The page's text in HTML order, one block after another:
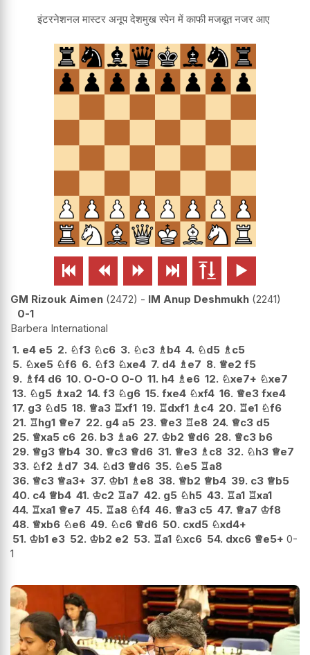
इंटरनेशनल मास्टर अनूप देशमुख स्पेन में काफी मजबूत नजर आए
     
GM Rizouk Aimen 2472 - IM Anup Deshmukh 2241
0-1
Barbera International
1. e4 e5 2. ♘f3 ♘c6 3. ♘c3 ♗b4 4. ♘d5 ♗c5
5. ♘xe5 ♘f6 6. ♘f3 ♘xe4 7. d4 ♗e7 8. ♕e2 f5
9. ♗f4 d6 10. O-O-O O-O 11. h4 ♗e6 12. ♘xe7+ ♘xe7
13. ♘g5 ♗xa2 14. f3 ♘g6 15. fxe4 ♘xf4 16. ♕e3 fxe4
17. g3 ♘d5 18. ♕a3 ♖xf1 19. ♖dxf1 ♗c4 20. ♖e1 ♘f6
21. ♖hg1 ♕e7 22. g4 a5 23. ♕e3 ♖e8 24. ♕c3 d5
25. ♕xa5 c6 26. b3 ♗a6 27. ♔b2 ♕d6 28. ♕c3 b6
29. ♕g3 ♕b4 30. ♕c3 ♕d6 31. ♕e3 ♗c8 32. ♘h3 ♕e7
33. ♘f2 ♗d7 34. ♘d3 ♕d6 35. ♘e5 ♖a8
36. ♕c3 ♕a3+ 37. ♔b1 ♗e8 38. ♕b2 ♕b4 39. c3 ♕b5
40. c4 ♕b4 41. ♔c2 ♖a7 42. g5 ♘h5 43. ♖a1 ♖xa1
44. ♖xa1 ♕e7 45. ♖a8 ♘f4 46. ♕a3 c5 47. ♕a7 ♔f8
48. ♕xb6 ♘e6 49. ♘c6 ♕d6 50. cxd5 ♘xd4+
51. ♔b1 e3 52. ♔b2 e2 53. ♖a1 ♘xc6 54. dxc6 ♕e5+ 0-
1